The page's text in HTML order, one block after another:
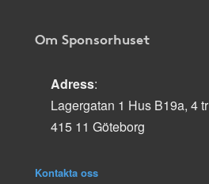
Om Sponsorhuset
Adress:
Lagergatan 1 Hus B19a, 4 tr
415 11 Göteborg
Kontakta oss